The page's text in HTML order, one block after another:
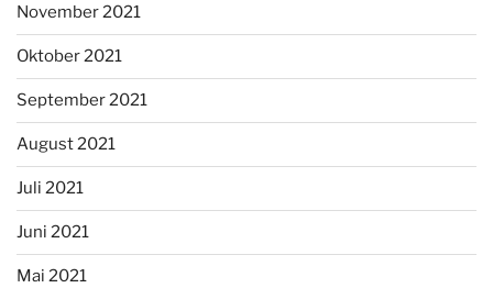
November 2021
Oktober 2021
September 2021
August 2021
Juli 2021
Juni 2021
Mai 2021